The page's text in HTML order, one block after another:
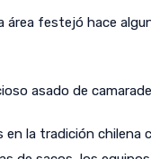
festejó hace
asado de
en la tradición